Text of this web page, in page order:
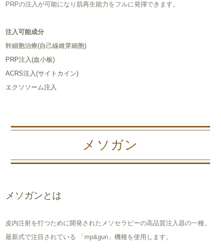
PRPの注入が可能になり肌再生能力をフルに発揮できます。
注入可能成分
幹細胞治療(自己線維芽細胞)
PRP注入(血小板)
ACRS注入(サイトカイン)
エクソソーム注入
メソガン
メソガンとは
皮内注射を打つために開発されたメソセラピーの高品質注入器の一種。
最新式で注目されている 「mp&gun」機種を使用します。